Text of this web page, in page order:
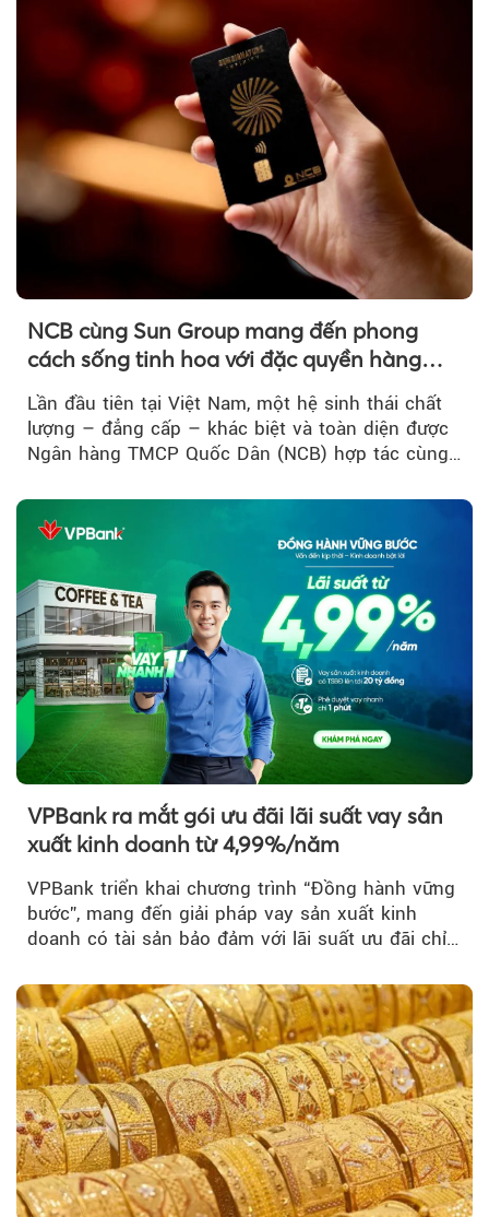
NCB cùng Sun Group mang đến phong
cách sống tinh hoa với đặc quyền hàng
Lần đầu tiên tại Việt Nam, một hệ sinh thái chất
lượng – đẳng cấp – khác biệt và toàn diện được
Ngân hàng TMCP Quốc Dân (NCB) hợp tác cùng
VPBank ra mắt gói ưu đãi lãi suất vay sản
xuất kinh doanh từ 4,99%/năm
VPBank triển khai chương trình “Đồng hành vững
bước”, mang đến giải pháp vay sản xuất kinh
doanh có tài sản bảo đảm với lãi suất ưu đãi chỉ